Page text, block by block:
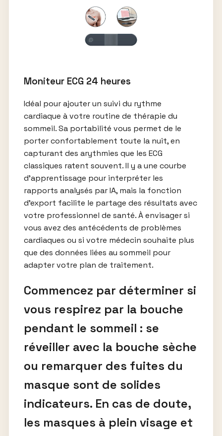
Moniteur ECG 24 heures
Idéal pour ajouter un suivi du rythme
cardiaque à votre routine de thérapie du
sommeil. Sa portabilité vous permet de le
porter confortablement toute la nuit, en
capturant des arythmies que les ECG
classiques ratent souvent. Il y a une courbe
d’apprentissage pour interpréter les
rapports analysés par IA, mais la fonction
d’export facilite le partage des résultats avec
votre professionnel de santé. À envisager si
vous avez des antécédents de problèmes
cardiaques ou si votre médecin souhaite plus
que des données liées au sommeil pour
adapter votre plan de traitement.
Commencez par déterminer si
vous respirez par la bouche
pendant le sommeil : se
réveiller avec la bouche sèche
ou remarquer des fuites du
masque sont de solides
indicateurs. En cas de doute,
les masques à plein visage et